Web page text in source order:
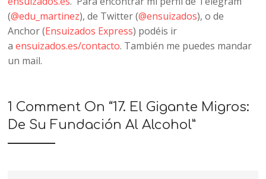
(@edu_martinez), de Twitter (@ensuizados), o de
Anchor (Ensuizados Express) podéis ir
aensuizados.es/contacto. También me puedes mandar
un mail.
1 Comment On “17. El Gigante Migros:
De Su Fundación Al Alcohol”